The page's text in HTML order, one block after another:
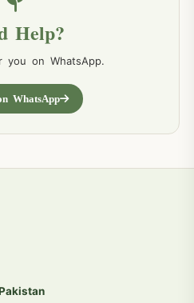
Help?
you on WhatsApp.
WhatsApp